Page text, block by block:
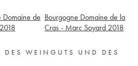
Domaine de
2018
Bourgogne Domaine de la
Cras - Marc Soyard 2018
DES WEINGUTS UND DES